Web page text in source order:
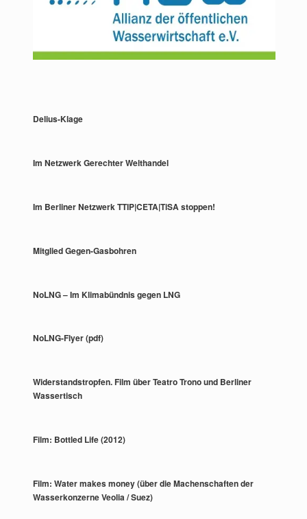
Delius-Klage
Im Netzwerk Gerechter Welthandel
Im Berliner Netzwerk TTIP|CETA|TiSA stoppen!
Mitglied Gegen-Gasbohren
NoLNG – Im Klimabündnis gegen LNG
NoLNG-Flyer (pdf)
Widerstandstropfen. Film über Teatro Trono und Berliner
Wassertisch
Film: Bottled Life (2012)
Film: Water makes money (über die Machenschaften der
Wasserkonzerne Veolia / Suez)